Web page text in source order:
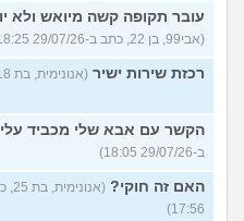
עובר תקופה קשה מיואש ולא
(אבי99, בן 22, כתב ב-29/07/26 18:25)
רכזת שירות ישיר (אנונימית, בת 18, כתבה ב-29/07/26 18:16)
הקשר עם אבא שלי מכביד
ב-29/07/26 18:05)
האם זה חוקי?
17:56)